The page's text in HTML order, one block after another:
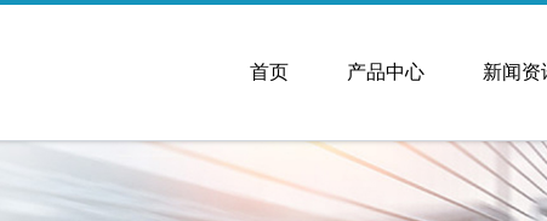
首页 产品中心 新闻资